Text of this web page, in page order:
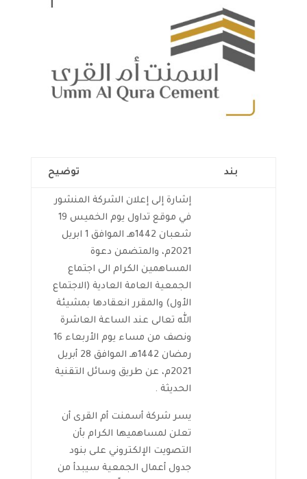
بند توضيح
إشارة إلى إعلان الشركة المنشور
في موقع تداول يوم الخميس 19
شعبان 1442هـ الموافق 1 ابريل
2021م، والمتضمن دعوة
المساهمين الكرام الى اجتماع
الجمعية العامة العادية (الاجتماع
الأول) والمقرر انعقادها بمشيئة
الله تعالى عند الساعة العاشرة
ونصف من مساء يوم الأربعاء 16
رمضان 1442هـ الموافق 28 أبريل
2021م، عن طريق وسائل التقنية
الحديثة .
يسر شركة أسمنت أم القرى أن
تعلن لمساهميها الكرام بأن
التصويت الإلكتروني على بنود
جدول أعمال الجمعية سيبدأ من